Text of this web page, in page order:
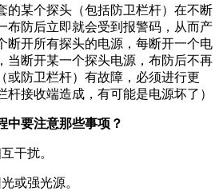
的某个探头（包括防卫栏杆）在不断
布防后立即就会受到报警码，从而产
断开所有探头的电源，每断开一个电
当断开某一个探头电源，布防后不再
或防卫栏杆）有故障，必须进行更
接收端造成，有可能是电源坏了）
中要注意那些事项？
干扰。
或强光源。